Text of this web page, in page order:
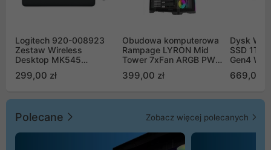
Logitech 920-008923
Zestaw Wireless
Desktop MK545
299,00 zł
Obudowa komputerowa
Rampage LYRON Mid
Tower 7xFan ARGB PWM
399,00 zł
Dysk WD
SSD 1TB
Gen4
669,00
Polecane Zobacz więcej polecanych